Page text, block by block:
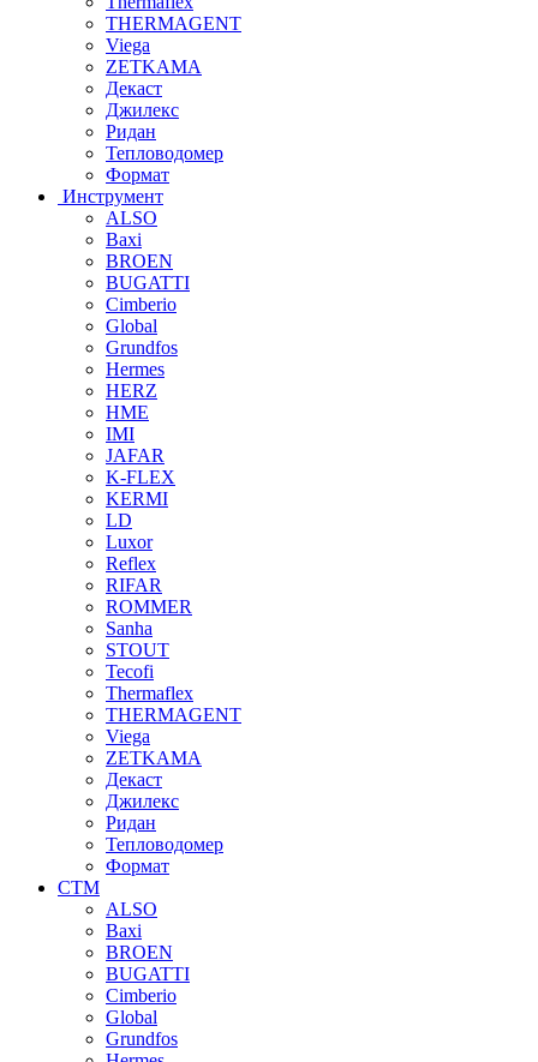
THERMAGENT
Viega
ZETKAMA
Декаст
Джилекс
Ридан
Тепловодомер
Формат
Инструмент
ALSO
Baxi
BROEN
BUGATTI
Cimberio
Global
Grundfos
Hermes
HERZ
HME
IMI
JAFAR
K-FLEX
KERMI
LD
Luxor
Reflex
RIFAR
ROMMER
Sanha
STOUT
Tecofi
Thermaflex
THERMAGENT
Viega
ZETKAMA
Декаст
Джилекс
Ридан
Тепловодомер
Формат
СТМ
ALSO
Baxi
BROEN
BUGATTI
Cimberio
Global
Grundfos